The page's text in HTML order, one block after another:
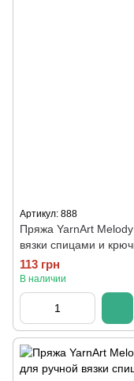
Артикул: 888
Пряжа YarnArt
вязки спицами и
113 грн
В наличии